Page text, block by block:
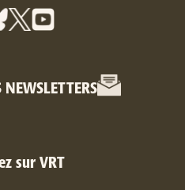
NEWSLETTERS
sur VRT